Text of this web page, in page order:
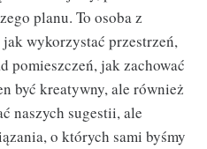
planu. To osoba z
wykorzystać przestrzeń,
pomieszczeń, jak zachować
być kreatywny, ale również
naszych sugestii, ale
o których sami byśmy